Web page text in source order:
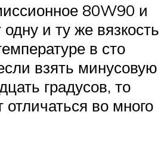
80W90 и
и ту же вязкость
в сто
взять минусовую
градусов, то
отличаться во много